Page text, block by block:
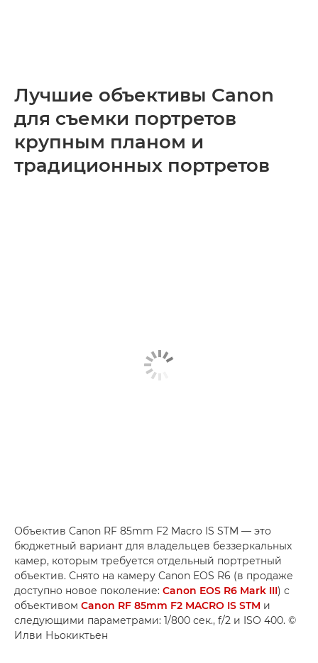
Лучшие объективы Canon
для съемки портретов
крупным планом и
традиционных портретов
Объектив Canon RF 85mm F2 Macro IS STM — это
бюджетный вариант для владельцев беззеркальных
камер, которым требуется отдельный портретный
объектив. Снято на камеру Canon EOS R6 (в продаже
доступно новое поколение: Canon EOS R6 Mark III) с
объективом Canon RF 85mm F2 MACRO IS STM и
следующими параметрами: 1/800 сек., f/2 и ISO 400. ©
Илви Ньокиктьен